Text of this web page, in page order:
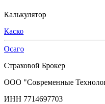
Калькулятор
Каско
Осаго
Страховой Брокер
ООО "Современные
ИНН 7714697703